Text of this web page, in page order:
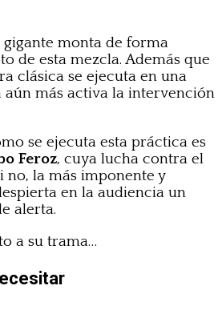
monta de forma
de esta mezcla. Además que
clásica se ejecuta en una
más activa la intervención
se ejecuta esta práctica es
Feroz, cuya lucha contra el
no, la más imponente y
en la audiencia un
alerta.
a su trama…